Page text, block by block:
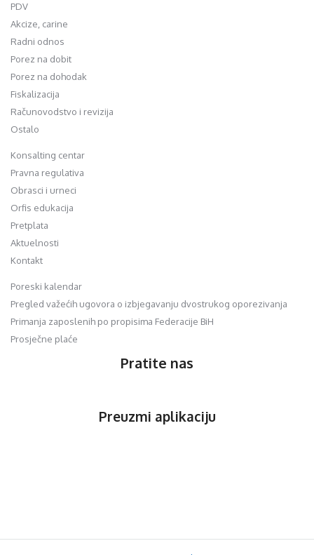
PDV
Akcize, carine
Radni odnos
Porez na dobit
Porez na dohodak
Fiskalizacija
Računovodstvo i revizija
Ostalo
Konsalting centar
Pravna regulativa
Obrasci i urneci
Orfis edukacija
Pretplata
Aktuelnosti
Kontakt
Poreski kalendar
Pregled važećih ugovora o izbjegavanju dvostrukog oporezivanja
Primanja zaposlenih po propisima Federacije BiH
Prosječne plaće
Pratite nas
Preuzmi aplikaciju